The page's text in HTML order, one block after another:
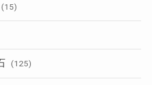
(15)
(125)